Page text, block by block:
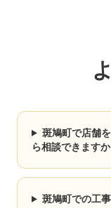
斑鳩町で店舗
ら相談できますか
斑鳩町での工